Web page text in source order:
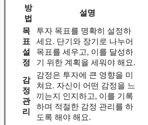
방
법
설명
목
표
설
정
투자 목표를 명확히 설정하
세요. 단기와 장기로 나누어
목표를 세우고, 이를 달성하
기 위한 계획을 세워야 해요.
감
정
관
리
감정은 투자에 큰 영향을 미
쳐요. 자신이 어떤 감정을 느
끼는지 인지하고, 이를 기록
하며 적절한 감정 관리를 하
도록 해야 해요.